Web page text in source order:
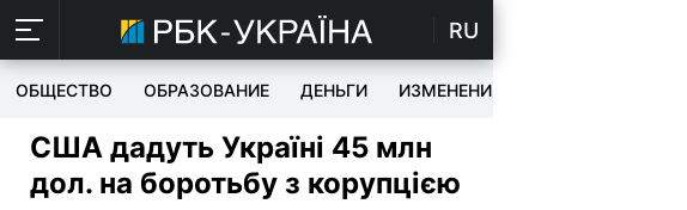
RU
ОБЩЕСТВО ОБРАЗОВАНИЕ ДЕНЬГИ ИЗМЕНЕНИЯ
США дадуть Україні 45 млн
дол. на боротьбу з корупцією